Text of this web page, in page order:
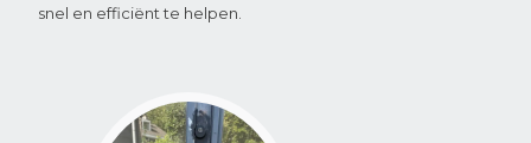
snel en efficiënt te helpen.